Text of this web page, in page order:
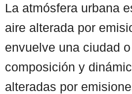
La atmósfera urbana
aire alterada por
envuelve una ciudad
composición y
alteradas por